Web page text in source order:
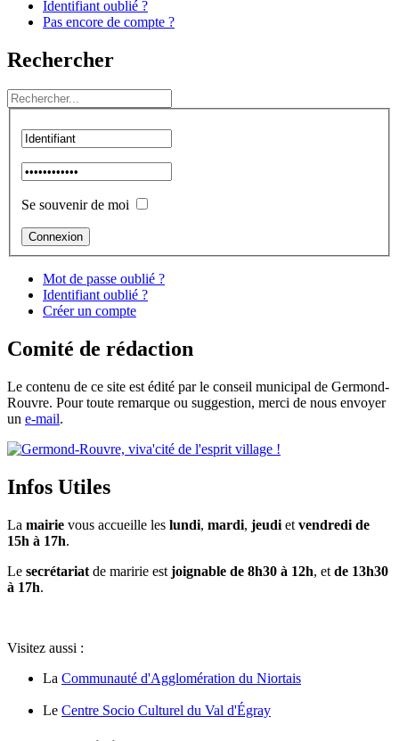
Identifiant oublié ?
Pas encore de compte ?
Rechercher
Se souvenir de moi
Mot de passe oublié ?
Identifiant oublié ?
Créer un compte
Comité de rédaction
Le contenu de ce site est édité par le conseil municipal de Germond-
Rouvre. Pour toute remarque ou suggestion, merci de nous envoyer
un e-mail.
Infos Utiles
La mairie vous accueille les lundi, mardi, jeudi et vendredi de
15h à 17h.
Le secrétariat de maririe est joignable de 8h30 à 12h, et de 13h30
à 17h.
Visitez aussi :
La Communauté d'Agglomération du Niortais
Le Centre Socio Culturel du Val d'Égray